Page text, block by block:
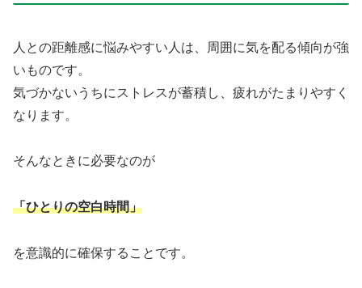
人との距離感に悩みやすい人は、周囲に気を配る傾向が強
いものです。
気づかないうちにストレスが蓄積し、疲れがたまりやすく
なります。
そんなときに必要なのが
「ひとりの空白時間」
を意識的に確保することです。